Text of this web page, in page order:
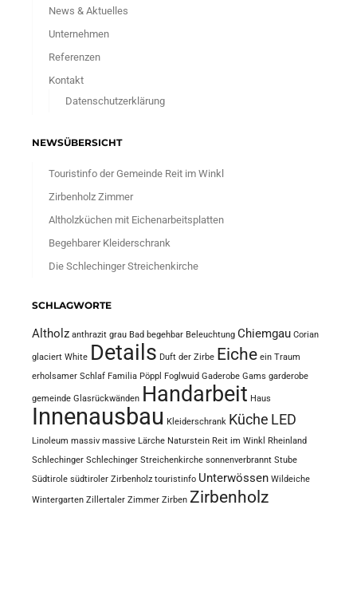
News & Aktuelles
Unternehmen
Referenzen
Kontakt
Datenschutzerklärung
NEWSÜBERSICHT
Touristinfo der Gemeinde Reit im Winkl
Zirbenholz Zimmer
Altholzküchen mit Eichenarbeitsplatten
Begehbarer Kleiderschrank
Die Schlechinger Streichenkirche
SCHLAGWORTE
Altholz anthrazit grau Bad begehbar Beleuchtung Chiemgau Corian
glaciert White Details Duft der Zirbe Eiche ein Traum
erholsamer Schlaf Familia Pöppl Foglwuid Gaderobe Gams garderobe
gemeinde Glasrückwänden Handarbeit Haus
Innenausbau Kleiderschrank Küche LED
Linoleum massiv massive Lärche Naturstein Reit im Winkl
Rheinland
Schlechinger Schlechinger Streichenkirche sonnenverbrannt Stube
Südtirole südtiroler Zirbenholz touristinfo Unterwössen Wildeiche
Wintergarten Zillertaler Zimmer Zirben Zirbenholz